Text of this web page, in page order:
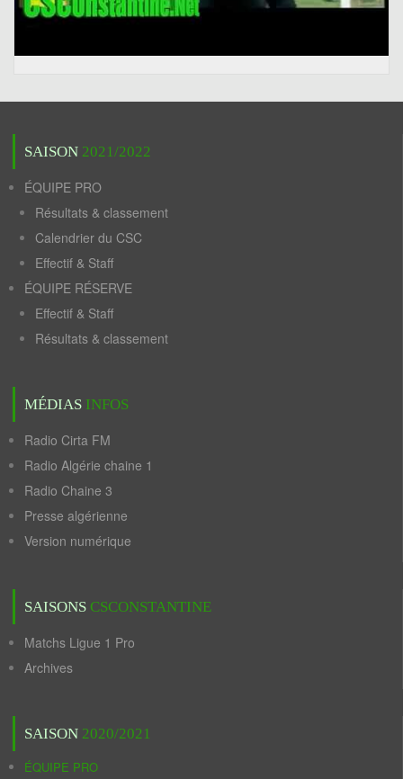
SAISON 2021/2022
ÉQUIPE PRO
Résultats & classement
Calendrier du CSC
Effectif & Staff
ÉQUIPE RÉSERVE
Effectif & Staff
Résultats & classement
MÉDIAS INFOS
Radio Cirta FM
Radio Algérie chaine 1
Radio Chaine 3
Presse algérienne
Version numérique
SAISONS CSCONSTANTINE
Matchs Ligue 1 Pro
Archives
SAISON 2020/2021
ÉQUIPE PRO